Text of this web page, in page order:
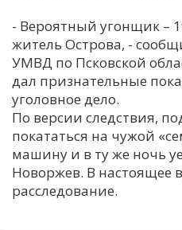
Е
И
К
- Вероятный угонщик –
житель Острова, -
УМВД по Псковской
дал признательные
уголовное дело.
По версии следствия,
покататься на чужой
машину и в ту же ночь
Новоржев. В настоящее
расследование.